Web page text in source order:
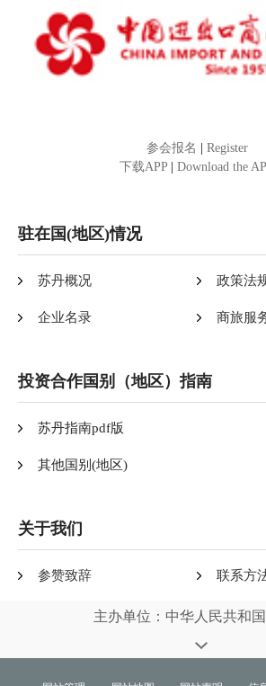
参会报名
Register
下载APP
Download the
驻在国(地区)情况
苏丹概况 政策法
企业名录 商旅服
投资合作国别（地区）指南
苏丹指南pdf版
其他国别(地区)
关于我们
参赞致辞 联系方
主办单位：中华人民共和